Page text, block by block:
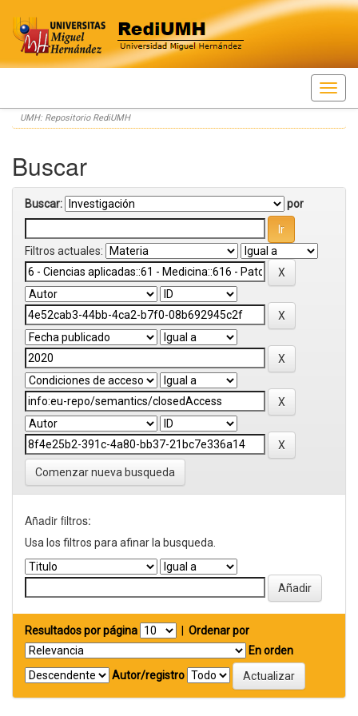
Skip
navigation
UMH: Repositorio RediUMH
Buscar
Buscar: por
Filtros actuales:
Comenzar nueva busqueda
Añadir filtros:
Usa los filtros para afinar la busqueda.
Resultados por página
Ordenar por
En orden
Autor/registro